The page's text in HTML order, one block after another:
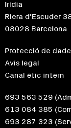
Irídia
Riera d'Escuder
08028 Barcelona
Protecció de
Avís legal
Canal ètic intern
693 563 529
613 084 385
693 287 323